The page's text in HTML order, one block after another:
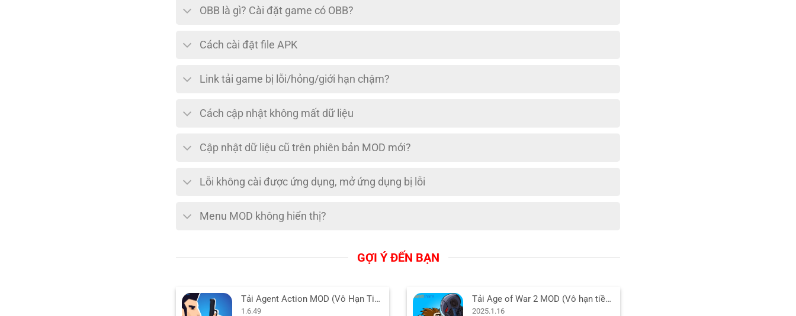
OBB là gì? Cài đặt game có OBB?
Cách cài đặt file APK
Link tải game bị lỗi/hỏng/giới hạn chậm?
Cách cập nhật không mất dữ liệu
Cập nhật dữ liệu cũ trên phiên bản MOD mới?
Lỗi không cài được ứng dụng, mở ứng dụng bị lỗi
Menu MOD không hiển thị?
GỢI Ý ĐẾN BẠN
Tải Agent Action MOD (Vô Hạn Tiền) v1.6.49 APK cho Android
1.6.49
Tải Age of War 2 MOD (Vô hạn tiền, Mở Khóa Free) v2025.1.16 APK
2025.1.16